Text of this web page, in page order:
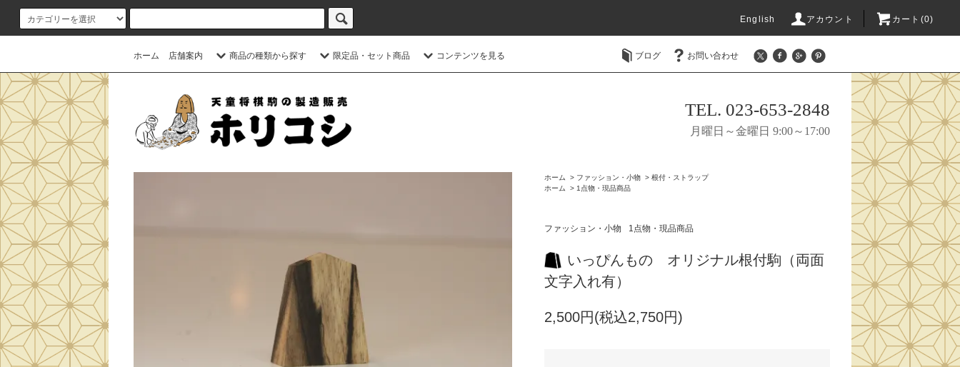
English アカウント カート(0)
ホーム 店舗案内 商品の種類から探す 限定品・セット商品 コンテンツを見る ブログ お問い合わせ
TEL. 023-653-2848
月曜日～金曜日 9:00～17:00
ホーム > ファッション・小物 > 根付・ストラップ
ホーム
> 1点物・現品商品
ファッション・小物 1点物・現品商品
いっぴんもの オリジナル根付駒（両面
文字入れ有）
2,500円(税込2,750円)